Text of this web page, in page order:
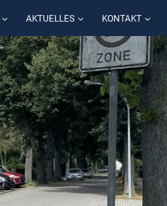
AKTUELLES KONTAKT